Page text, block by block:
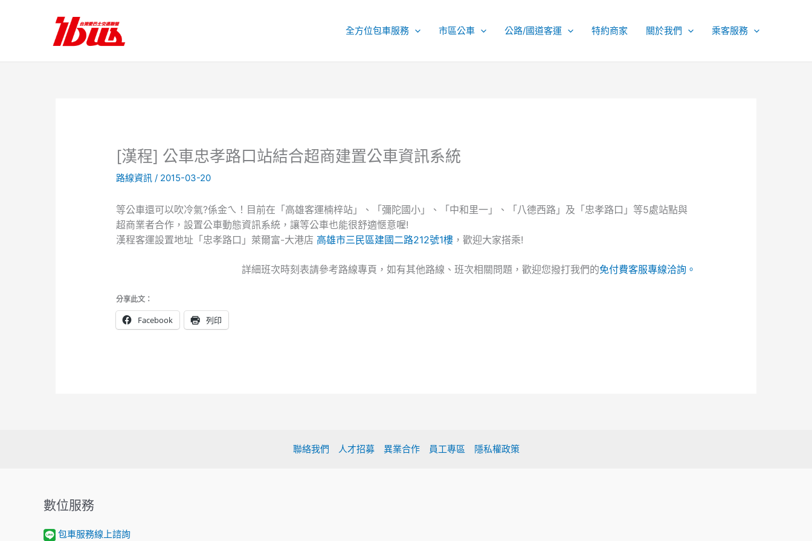
內
全方位包車服務 市區公車 公路/國道客運 特約商家 關於我們 乘客服務
[漢程] 公車忠孝路口站結合超商建置公車資訊系統
路線資訊 / 2015-03-20
等公車還可以吹冷氣?係金ㄟ！目前在「高雄客運楠梓站」、「彌陀國小」、「中和里一」、「八德西路」及「忠孝路口」等5處站點與
超商業者合作，設置公車動態資訊系統，讓等公車也能很舒適愜意喔!
漢程客運設置地址「忠孝路口」萊爾富-大港店 高雄市三民區建國二路212號1樓 ，歡迎大家搭乘!
詳細班次時刻表請參考路線專頁，如有其他路線、班次相關問題，歡迎您撥打我們的免付費客服專線洽詢。
分享此文：
Facebook 列印
聯絡我們 人才招募 異業合作 員工專區 隱私權政策
數位服務
包車服務線上諮詢